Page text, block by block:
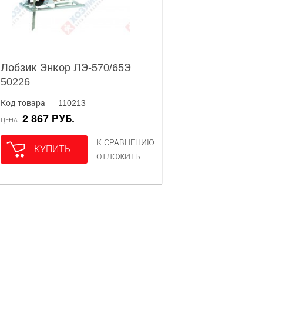
Лобзик Энкор ЛЭ-570/65Э
50226
Код товара — 110213
ЦЕНА 2 867 РУБ.
КУПИТЬ
К СРАВНЕНИЮ
ОТЛОЖИТЬ